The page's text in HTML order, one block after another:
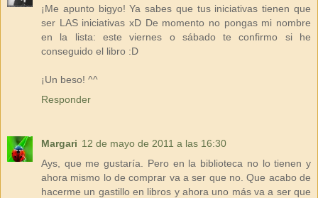
¡Me apunto bigyo! Ya sabes que tus iniciativas tienen que
ser LAS iniciativas xD De momento no pongas mi nombre
en la lista: este viernes o sábado te confirmo si he
conseguido el libro :D
¡Un beso! ^^
Responder
Margari 12 de mayo de 2011 a las 16:30
Ays, que me gustaría. Pero en la biblioteca no lo tienen y
ahora mismo lo de comprar va a ser que no. Que acabo de
hacerme un gastillo en libros y ahora uno más va a ser que